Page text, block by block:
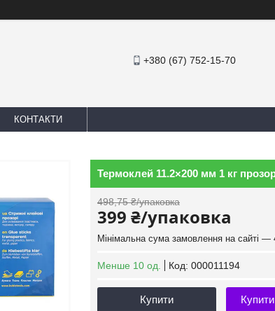
+380 (67) 752-15-70
КОНТАКТИ
Термоклей 11.2×200 мм 1 кг
498,75 ₴/упаковка
399 ₴/упаковка
Мінімальна сума замовлення на сайті —
Менше 10 од. Код: 000011194
Купити